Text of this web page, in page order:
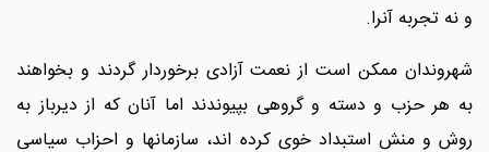
و نه تجربه آنرا.
شهروندان ممکن است از نعمت آزادی برخوردار گردند و بخواهند
به هر حزب و دسته و گروهی بپیوندند اما آنان که از دیرباز به
روش و منش استبداد خوی کرده اند، سازمانها و احزاب سیاسی